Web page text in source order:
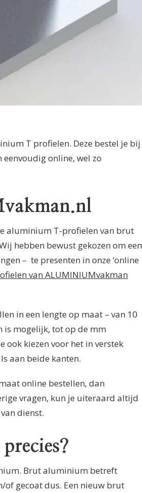
T profielen. Deze bestel je bij
online, wel zo
aluminium T-profielen van brut
hebben bewust gekozen om een
– te presenten in onze ‘online
van ALUMINIUMvakman
in een lengte op maat – van 10
is mogelijk, tot op de mm
ook kiezen voor het in verstek
aan beide kanten.
online bestellen, dan
vragen, kun je uiteraard altijd
dienst.
Brut aluminium betreft
gecoat dus. Een nieuw brut